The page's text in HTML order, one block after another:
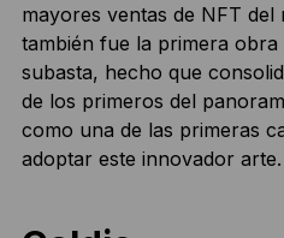
mayores ventas de NFT del
también fue la primera
subasta, hecho que
de los primeros del
como una de las primeras
adoptar este innovador arte.